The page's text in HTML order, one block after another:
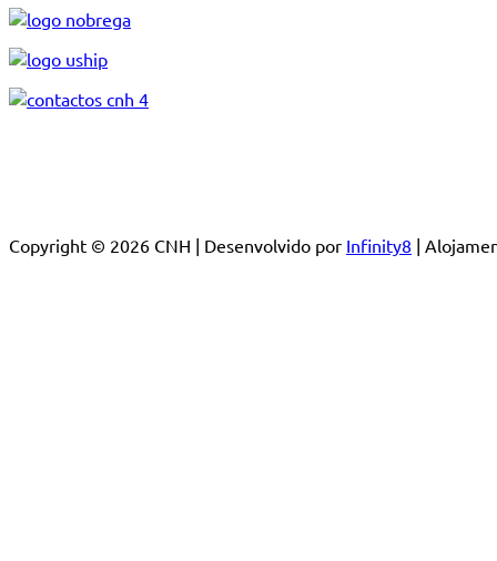
Copyright © 2026 CNH | Desenvolvido por Infinity8 |